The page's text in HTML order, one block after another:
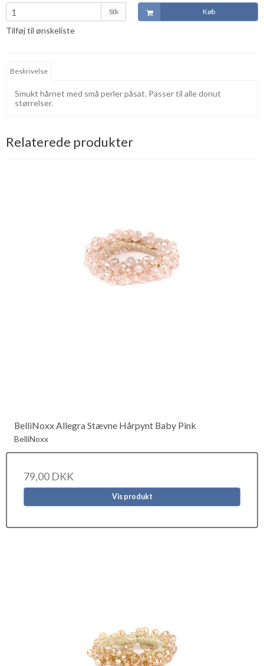
Stk Køb
Tilføj til ønskeliste
Beskrivelse
Smukt hårnet med små perler påsat. Passer til alle donut
størrelser.
Relaterede produkter
BelliNoxx Allegra Stævne Hårpynt Baby Pink
BelliNoxx
79,00 DKK
Vis produkt